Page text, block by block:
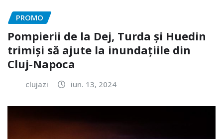
PROMO
Pompierii de la Dej, Turda și Huedin
trimiși să ajute la inundațiile din
Cluj-Napoca
clujazi iun. 13, 2024